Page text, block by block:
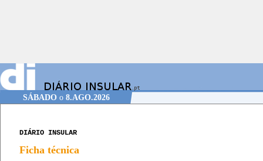
SÁBADOo 8.AGO.2026
DIÁRIO INSULAR
Ficha técnica